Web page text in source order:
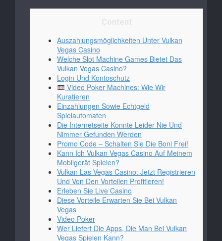
Auszahlungsmöglichkeiten Unter Vulkan
Vegas Casino
Welche Slot Machine Games Bietet Das
Vulkan Vegas Casino?
Login Und Kontoschutz
Video Poker Machines: Wie Wir
Kuratieren
Einzahlungen Sowie Echtgeld
Spielautomaten
Die Internetseite Konnte Leider Nie Und
Nimmer Gefunden Werden
Promo Code – Schalten Sie Die Boni Frei!
Kann Ich Vulkan Vegas Casino Auf Meinem
Mobilgerät Spielen?
Vulkan Las Vegas Casino: Jetzt Registrieren
Und Von Den Vorteilen Profitieren!
Erleben Sie Live Casino
Diese Vorteile Erwarten Sie Bei Vulkan
Vegas
Video Poker
Wer Liefert Die Apps, Die Man Bei Vulkan
Vegas Spielen Kann?